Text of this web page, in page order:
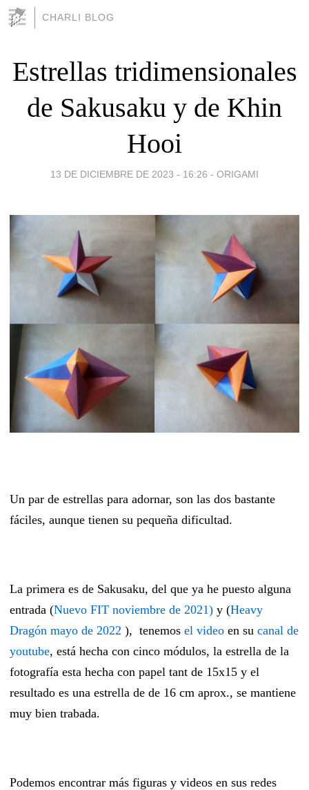
CHARLI BLOG
Estrellas tridimensionales
de Sakusaku y de Khin
Hooi
13 DE DICIEMBRE DE 2023 - 16:26 - ORIGAMI
Un par de estrellas para adornar, son las dos bastante
fáciles, aunque tienen su pequeña dificultad.
La primera es de Sakusaku, del que ya he puesto alguna
entrada (Nuevo FIT noviembre de 2021) y (Heavy
Dragón mayo de 2022 ), tenemos el video en su canal de
youtube, está hecha con cinco módulos, la estrella de la
fotografía esta hecha con papel tant de 15x15 y el
resultado es una estrella de de 16 cm aprox., se mantiene
muy bien trabada.
Podemos encontrar más figuras y videos en sus redes